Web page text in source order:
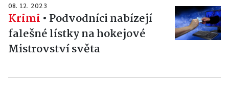
08. 12. 2023
Krimi • Podvodníci nabízejí
falešné lístky na hokejové
Mistrovství světa